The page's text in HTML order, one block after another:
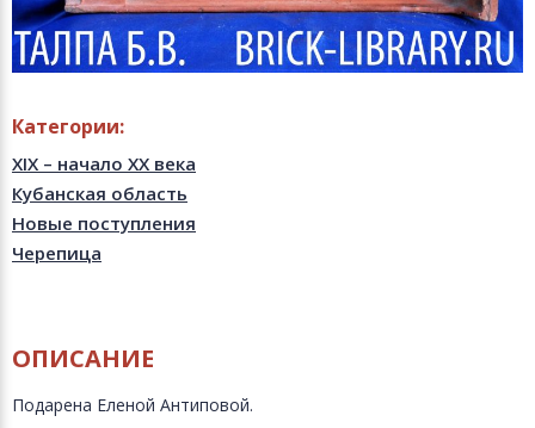
Категории:
XIX – начало XX века
Кубанская область
Новые поступления
Черепица
ОПИСАНИЕ
Подарена Еленой Антиповой.